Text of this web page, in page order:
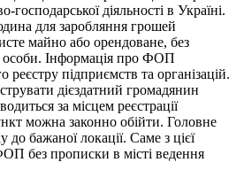
– це базова організаційно-правова
діяльності в Україні.
для заробляння грошей
майно або орендоване, без
Інформація про ФОП
підприємств та організацій.
дієздатний громадянин
за місцем реєстрації
можна законно обійти. Головне
бажаної локації. Саме з цієї